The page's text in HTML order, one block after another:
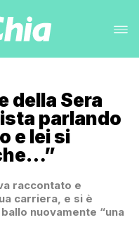
della Sera
parlando
e lei si
raccontato e
carriera, e si è
nuovamente “una